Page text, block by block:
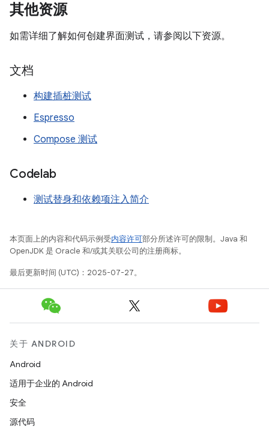
其他资源
如需详细了解如何创建界面测试，请参阅以下资源。
文档
构建插桩测试
Espresso
Compose 测试
Codelab
测试替身和依赖项注入简介
本页面上的内容和代码示例受内容许可部分所述许可的限制。Java 和
OpenJDK 是 Oracle 和/或其关联公司的注册商标。
最后更新时间 (UTC)：2025-07-27。
关于 ANDROID
Android
适用于企业的 Android
安全
源代码